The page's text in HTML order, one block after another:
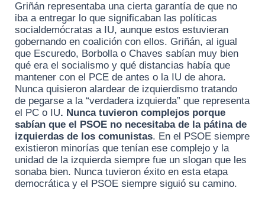
Griñán representaba una cierta garantía de que no
iba a entregar lo que significaban las políticas
socialdemócratas a IU, aunque estos estuvieran
gobernando en coalición con ellos. Griñán, al igual
que Escuredo, Borbolla o Chaves sabían muy bien
qué era el socialismo y qué distancias había que
mantener con el PCE de antes o la IU de ahora.
Nunca quisieron alardear de izquierdismo tratando
de pegarse a la “verdadera izquierda” que representa
el PC o IU. Nunca tuvieron complejos porque
sabían que el PSOE no necesitaba de la pátina de
izquierdas de los comunistas. En el PSOE siempre
existieron minorías que tenían ese complejo y la
unidad de la izquierda siempre fue un slogan que les
sonaba bien. Nunca tuvieron éxito en esta etapa
democrática y el PSOE siempre siguió su camino.